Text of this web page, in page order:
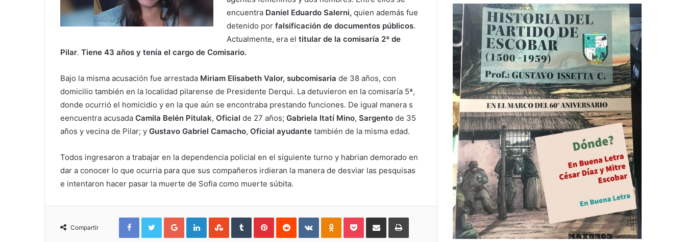
encuentra Daniel Eduardo Salerni, quien además fue
detenido por falsificación de documentos públicos.
Actualmente, era eltitular de la comisaría 2ª de
Pilar. Tiene 43 años y tenía el cargo de Comisario.
Bajo la misma acusación fue arrestada Miriam Elisabeth Valor, subcomisaria de 38 años, con
domicilio también en la localidad pilarense de Presidente Derqui. La detuvieron en la comisaría 5ª,
donde ocurrió el homicidio y en la que aún se encontraba prestando funciones. De igual manera s
eencuentra acusada Camila Belén Pitulak, Oficial de 27 años; Gabriela Itatí Mino, Sargento de 35
años y vecina de Pilar; y Gustavo Gabriel Camacho, Oficial ayudante también de la misma edad.
Todos ingresaron a trabajar en la dependencia policial en el siguiente turno y habrian demorado en
dar a conocer lo que ocurria para que sus compañeros irdieran la manera de desviar las pesquisas
e intentaron hacer pasar la muerte de Sofia como muerte súbita.
Compartir
FacebookTwitterGoogle+LinkedInStumbleUpon
TumblrPinterestReddit VKontakteOdnoklassniki
PocketCompartir
mail
Imprimir